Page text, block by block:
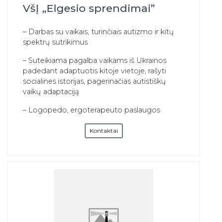
VšĮ „Elgesio sprendimai”
– Darbas su vaikais, turinčiais autizmo ir kitų
spektrų sutrikimus
– Suteikiama pagalba vaikams iš Ukrainos
padedant adaptuotis kitoje vietoje, rašyti
socialines istorijas, pagerinačias autistiškų
vaikų adaptaciją
– Logopedo, ergoterapeuto paslaugos
Kontaktai